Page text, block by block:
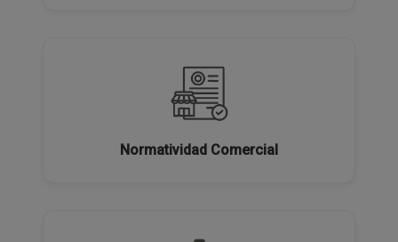
Normatividad Comercial